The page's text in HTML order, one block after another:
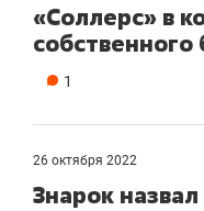
«Соллерс» в
собственного
1
26 октября 2022
Знарок